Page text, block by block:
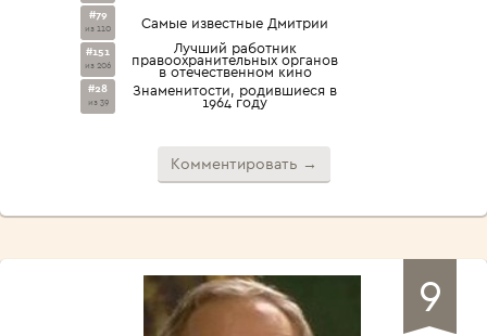
#79
из 110 Самые известные Дмитрии
#151
из 206
Лучший работник
правоохранительных органов
в отечественном кино
#28
из 39
Знаменитости, родившиеся в
1964 году
Комментировать →
9